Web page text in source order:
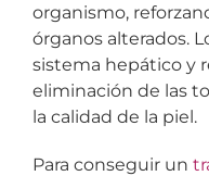
organismo,
órganos alterados.
sistema hepático y
eliminación de las
la calidad de la piel.
Para conseguir un